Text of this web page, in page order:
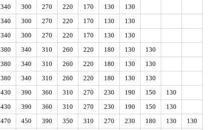
340 300 270 220 170 130
130
340 300 270 220 170 130
130
340 300 270 220 170 130
130
380 340 310 260 220 180 130
130
380 340 310 260 220 180 130
130
380 340 310 260 220 180 130
130
430 390 360 310 270 230 190 150
130
430 390 360 310 270 230 190 150
130
470 450 390 350 310 270 230 180 130 130